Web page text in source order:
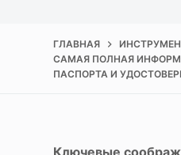
ГЛАВНАЯ
САМАЯ ПОЛНАЯ
ПАСПОРТА И